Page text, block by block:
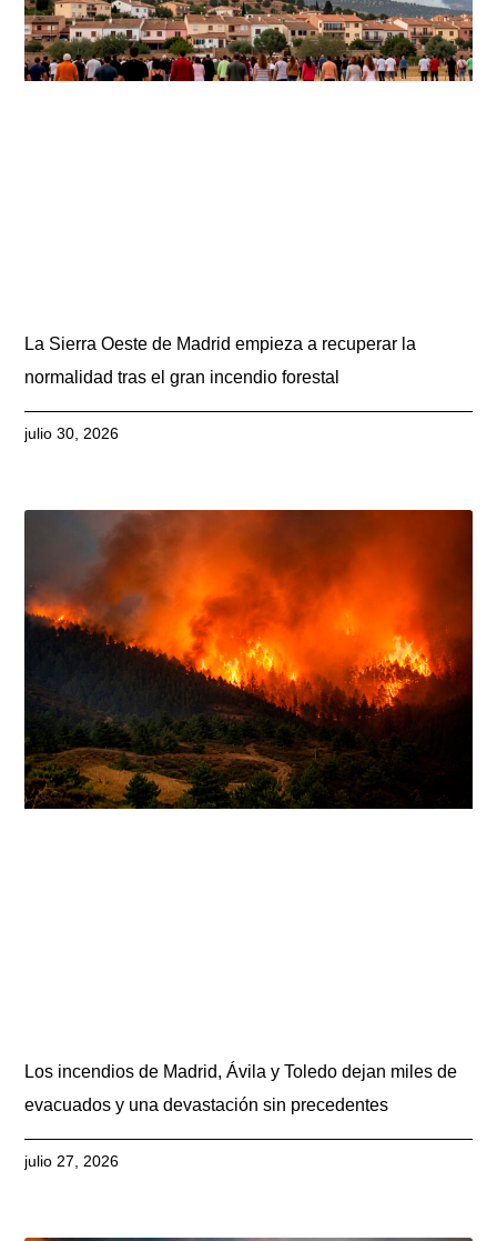
La Sierra Oeste de Madrid empieza a recuperar la
normalidad tras el gran incendio forestal
julio 30, 2026
Los incendios de Madrid, Ávila y Toledo dejan miles de
evacuados y una devastación sin precedentes
julio 27, 2026